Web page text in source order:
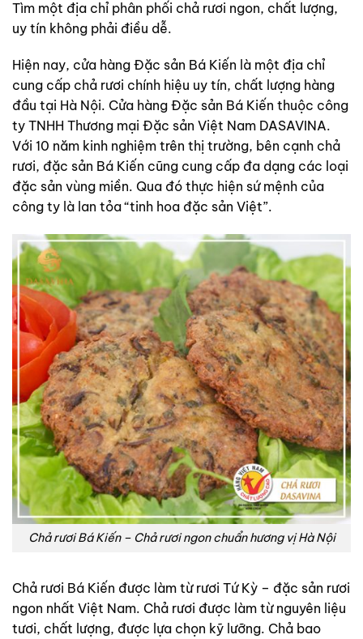
Tìm một địa chỉ phân phối chả rươi ngon, chất lượng,
uy tín không phải điều dễ.
Hiện nay, cửa hàng Đặc sản Bá Kiến là một địa chỉ
cung cấp chả rươi chính hiệu uy tín, chất lượng hàng
đầu tại Hà Nội. Cửa hàng Đặc sản Bá Kiến thuộc công
ty TNHH Thương mại Đặc sản Việt Nam DASAVINA.
Với 10 năm kinh nghiệm trên thị trường, bên cạnh chả
rươi, đặc sản Bá Kiến cũng cung cấp đa dạng các loại
đặc sản vùng miền. Qua đó thực hiện sứ mệnh của
công ty là lan tỏa “tinh hoa đặc sản Việt”.
Chả rươi Bá Kiến – Chả rươi ngon chuẩn hương vị Hà Nội
Chả rươi Bá Kiến được làm từ rươi Tứ Kỳ – đặc sản rươi
ngon nhất Việt Nam. Chả rươi được làm từ nguyên liệu
tươi, chất lượng, được lựa chọn kỹ lưỡng. Chả bao